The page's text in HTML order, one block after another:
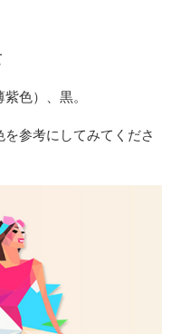
色）、黒。
参考にしてみてくださ